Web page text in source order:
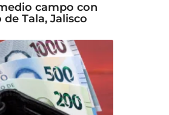
campo con
Tala, Jalisco